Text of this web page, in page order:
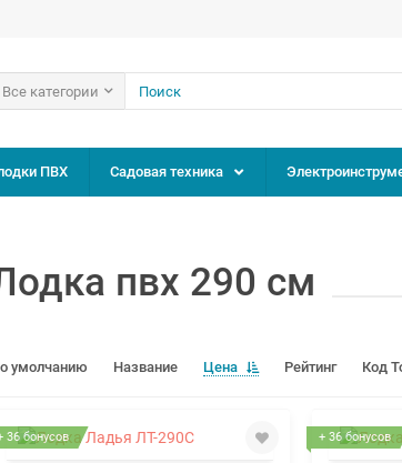
Все категории
ПВХ Садовая техника
пвх 290 см
умолчанию Название Цена Рейтинг Код
36 бонусов + 36 бонусов